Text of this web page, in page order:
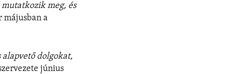
meg, és
a
alapvető dolgokat,
június